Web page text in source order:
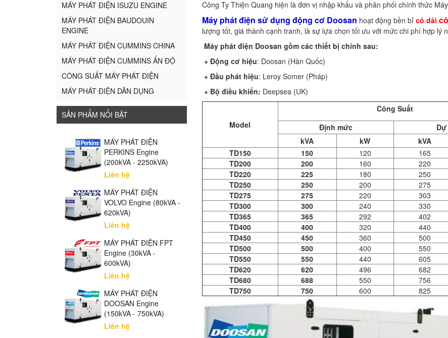
Công Ty Thiện Quang hiện là đơn vị nhập khẩu và phân phối chính thức
Máy phát điện sử dụng động cơ Doosan hoạt động bền bỉ có dải
lượng tốt, giá thành cạnh tranh, là sự lựa chọn tối ưu với mức chi phí hợp lý
Máy phát điện Doosan gồm các thiết bị chính sau:
+ Động cơ hiệu: Doosan (Hàn Quốc)
+ Đầu phát hiệu: Leroy Somer (Pháp)
+ Bộ điều khiển: Deepsea (UK)
Model
Công Suất
Định mức
kVA
kW kVA
TD150
150 120 165
TD200
200 160 220
TD220
225 180 250
TD250
250 200 275
TD275
275 220 303
TD300
300 240 330
TD365
365 292 402
TD400
400 320 440
TD450
450 360 500
TD500
500 400 550
TD550
550 440 605
TD620
620 496 682
TD680
688 550 756
TD750
750 600 825
MÁY PHÁT ĐIỆN ISUZU ENGINE
MÁY PHÁT ĐIỆN BAUDOUIN
ENGINE
MÁY PHÁT ĐIỆN CUMMINS CHINA
MÁY PHÁT ĐIỆN CUMMINS ẤN ĐỘ
CÔNG SUẤT MÁY PHÁT ĐIỆN
MÁY PHÁT ĐIỆN DÂN DỤNG
SẢN PHẨM NỔI BẬT
MÁY PHÁT ĐIỆN
PERKINS Engine
(200kVA - 2250kVA)
Liên hệ
MÁY PHÁT ĐIỆN
VOLVO Engine (80kVA -
620kVA)
Liên hệ
MÁY PHÁT ĐIỆN FPT
Engine (30kVA -
600kVA)
Liên hệ
MÁY PHÁT ĐIỆN
DOOSAN Engine
(150kVA - 750kVA)
Liên hệ